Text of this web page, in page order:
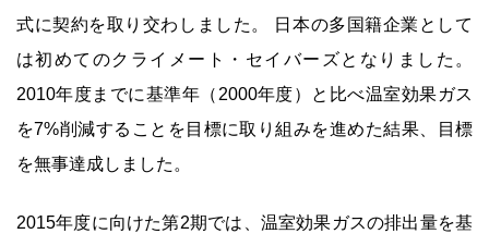
式に契約を取り交わしました。 日本の多国籍企業として
は初めてのクライメート・セイバーズとなりました。
2010年度までに基準年（2000年度）と比べ温室効果ガス
を7%削減することを目標に取り組みを進めた結果、目標
を無事達成しました。
2015年度に向けた第2期では、温室効果ガスの排出量を基